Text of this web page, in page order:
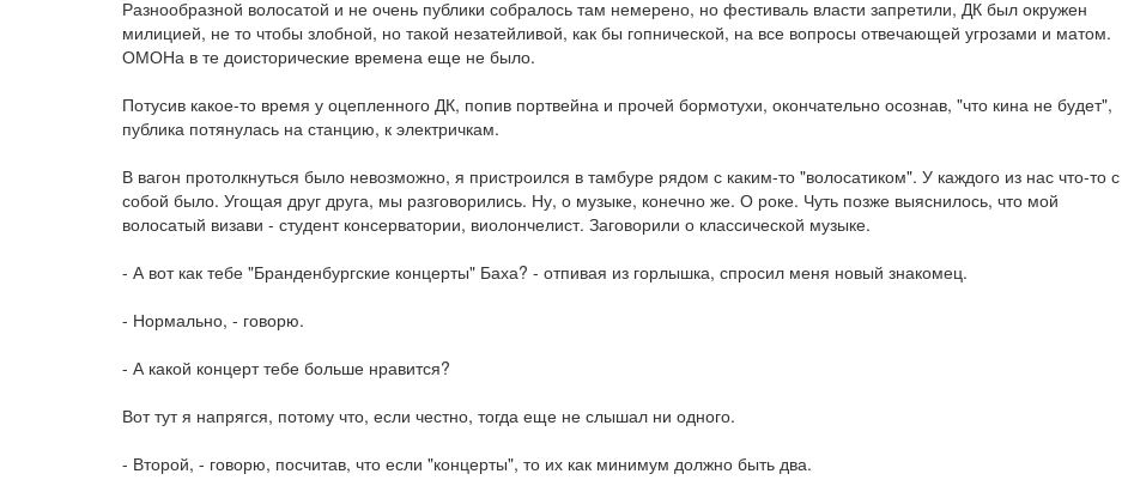
Разнообразной волосатой и не очень публики собралось там немерено, но фестиваль власти запретили, ДК был окружен
милицией, не то чтобы злобной, но такой незатейливой, как бы гопнической, на все вопросы отвечающей угрозами и матом.
ОМОНа в те доисторические времена еще не было.
Потусив какое-то время у оцепленного ДК, попив портвейна и прочей бормотухи, окончательно осознав, "что кина не будет",
публика потянулась на станцию, к электричкам.
В вагон протолкнуться было невозможно, я пристроился в тамбуре рядом с каким-то "волосатиком". У каждого из нас что-то с
собой было. Угощая друг друга, мы разговорились. Ну, о музыке, конечно же. О роке. Чуть позже выяснилось, что мой
волосатый визави - студент консерватории, виолончелист. Заговорили о классической музыке.
- А вот как тебе "Бранденбургские концерты" Баха? - отпивая из горлышка, спросил меня новый знакомец.
- Нормально, - говорю.
- А какой концерт тебе больше нравится?
Вот тут я напрягся, потому что, если честно, тогда еще не слышал ни одного.
- Второй, - говорю, посчитав, что если "концерты", то их как минимум должно быть два.